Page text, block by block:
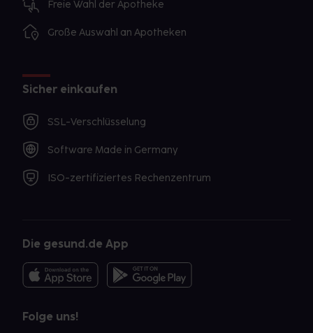
Freie Wahl der Apotheke
Große Auswahl an Apotheken
Sicher einkaufen
SSL-Verschlüsselung
Software Made in Germany
ISO-zertifiziertes Rechenzentrum
Die gesund.de App
Folge uns!